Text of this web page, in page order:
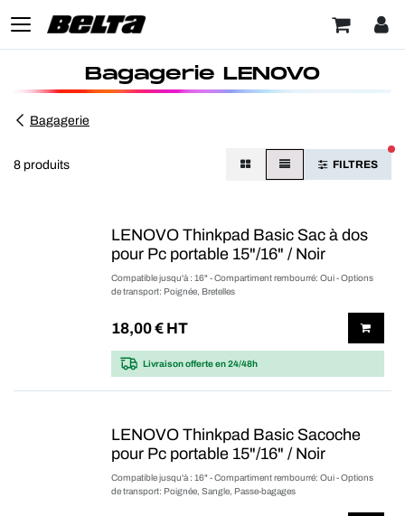
Bagagerie LENOVO
Bagagerie
8 produits FILTRES
LENOVO Thinkpad Basic Sac à dos
pour Pc portable 15"/16" / Noir
Compatible jusqu'à : 16" - Compartiment rembourré: Oui - Options
de transport: Poignée, Bretelles
18,00€ HT
Livraison offerteen 24/48h
LENOVO Thinkpad Basic Sacoche
pour Pc portable 15"/16" / Noir
Compatible jusqu'à : 16" - Compartiment rembourré: Oui - Options
de transport: Poignée, Sangle, Passe-bagages